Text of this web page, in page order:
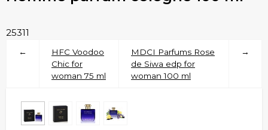
25311
←
HFC Voodoo
Chic for
woman 75 ml
MDCI Parfums Rose
de Siwa edp for
woman 100 ml
→